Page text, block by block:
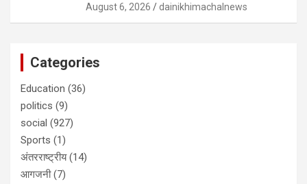
August 6, 2026 dainikhimachalnews
Categories
Education (36)
politics (9)
social (927)
Sports (1)
अंतरराष्ट्रीय(14)
आगजनी(7)